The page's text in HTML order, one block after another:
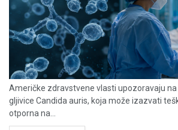
Američke zdravstvene vlasti upozoravaju
gljivice Candida auris, koja može izazvati
otporna na...